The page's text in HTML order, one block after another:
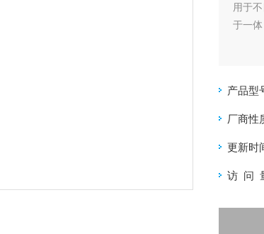
用于
于一体
产品型
厂商性
更新时
访 问